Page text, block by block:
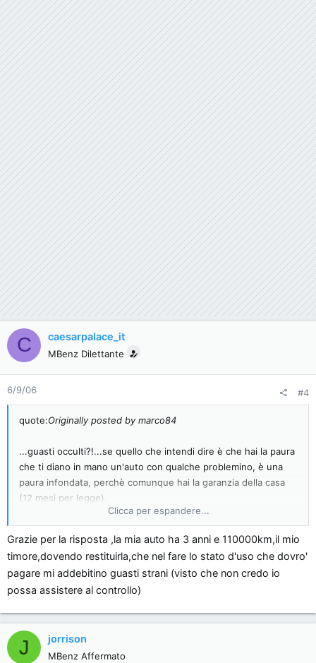
C caesarpalace_it
MBenz Dilettante
6/9/06 #4
quote:Originally posted by marco84
...guasti occulti?!...se quello che intendi dire è che hai la paura
che ti diano in mano un'auto con qualche problemino, è una
paura infondata, perchè comunque hai la garanzia della casa
(12 mesi per legge).
Un discorso a parte lo si può fare parlando di fine-leasing per
auto che hanno 2 o 3 anni ma che hanno già percorso 200.000
e passa chilometri...in questo caso eviterei l'accuisto,senza
considerare la cifra di vendita sicuramente appetibile!.
Clicca per espandere...
Grazie per la risposta ,la mia auto ha 3 anni e 110000km,il mio
timore,dovendo restituirla,che nel fare lo stato d'uso che dovro'
pagare mi addebitino guasti strani (visto che non credo io
possa assistere al controllo)
J jorrison
MBenz Affermato